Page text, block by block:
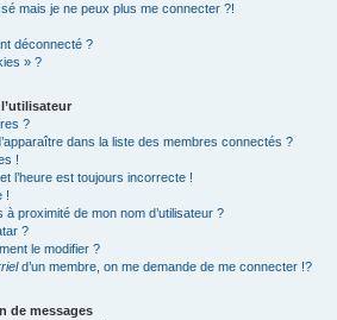
mais je ne peux plus me connecter ?!
déconnecté ?
» ?
?
dans la liste des membres connectés ?
!
l’heure est toujours incorrecte !
!
proximité de mon nom d’utilisateur ?
?
le modifier ?
d’un membre, on me demande de me connecter !?
de messages